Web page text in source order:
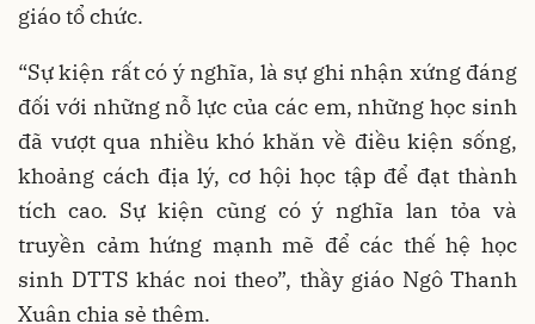
giáo tổ chức.
“Sự kiện rất có ý nghĩa, là sự ghi nhận xứng đáng
đối với những nỗ lực của các em, những học sinh
đã vượt qua nhiều khó khăn về điều kiện sống,
khoảng cách địa lý, cơ hội học tập để đạt thành
tích cao. Sự kiện cũng có ý nghĩa lan tỏa và
truyền cảm hứng mạnh mẽ để các thế hệ học
sinh DTTS khác noi theo”, thầy giáo Ngô Thanh
Xuân chia sẻ thêm.